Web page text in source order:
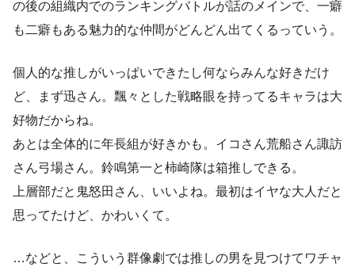
の後の組織内でのランキングバトルが話のメインで、一癖
も二癖もある魅力的な仲間がどんどん出てくるっていう。
個人的な推しがいっぱいできたし何ならみんな好きだけ
ど、まず迅さん。飄々とした戦略眼を持ってるキャラは大
好物だからね。
あとは全体的に年長組が好きかも。イコさん荒船さん諏訪
さん弓場さん。鈴鳴第一と柿崎隊は箱推しできる。
上層部だと鬼怒田さん、いいよね。最初はイヤな大人だと
思ってたけど、かわいくて。
…などと、こういう群像劇では推しの男を見つけてワチャ